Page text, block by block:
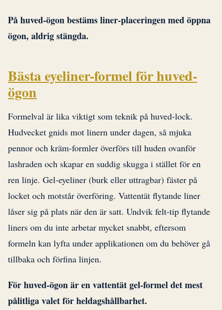
På huved-ögon bestäms liner-placeringen med öppna
ögon, aldrig stängda.
Bästa eyeliner-formel för huved-
ögon
Formelval är lika viktigt som teknik på huved-lock.
Hudvecket gnids mot linern under dagen, så mjuka
pennor och kräm-formler överförs till huden ovanför
lashraden och skapar en suddig skugga i stället för en
ren linje. Gel-eyeliner (burk eller uttragbar) fäster på
locket och motstår överföring. Vattentät flytande liner
låser sig på plats när den är satt. Undvik felt-tip flytande
liners om du inte arbetar mycket snabbt, eftersom
formeln kan lyfta under applikationen om du behöver gå
tillbaka och förfina linjen.
För huved-ögon är en vattentät gel-formel det mest
pålitliga valet för heldagshållbarhet.